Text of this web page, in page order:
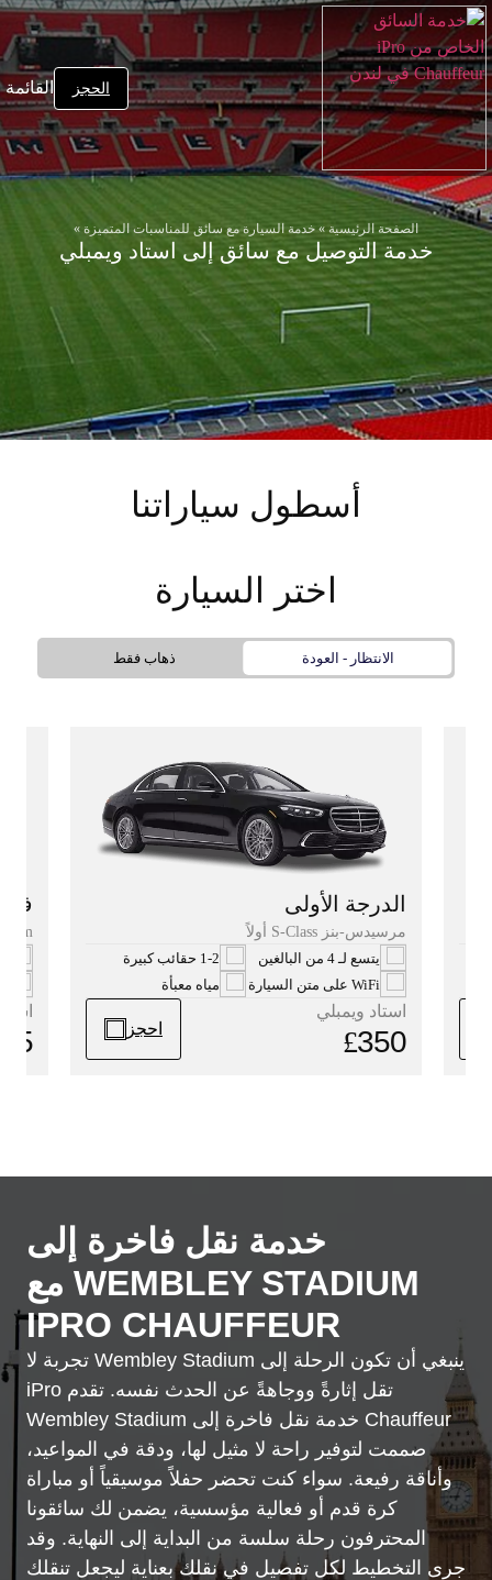
الحجز القائمة
الصفحة الرئيسية »خدمة السيارة مع سائق للمناسبات المتميزة »
خدمة التوصيل مع سائق إلى استاد ويمبلي
أسطول سياراتنا
اختر السيارة
الانتظار - العودة ذهاب فقط
الدرجة الأولى
مرسيدس-بنز S-Class أولاً
يتسع لـ 4 من البالغين
1-2 حقائب كبيرة
WiFi على متن السيارة
مياه معبأة
استاد ويمبلي
£350 احجز
خدمة نقل فاخرة إلى
WEMBLEY STADIUM مع
IPRO CHAUFFEUR
ينبغي أن تكون الرحلة إلى Wembley Stadium تجربة لا
تقل إثارةً ووجاهةً عن الحدث نفسه. تقدم iPro
Chauffeur خدمة نقل فاخرة إلى Wembley Stadium
صممت لتوفير راحة لا مثيل لها، ودقة في المواعيد،
وأناقة رفيعة. سواء كنت تحضر حفلاً موسيقياً أو مباراة
كرة قدم أو فعالية مؤسسية، يضمن لك سائقونا
المحترفون رحلة سلسة من البداية إلى النهاية. وقد
جرى التخطيط لكل تفصيل في نقلك بعناية ليجعل تنقلك